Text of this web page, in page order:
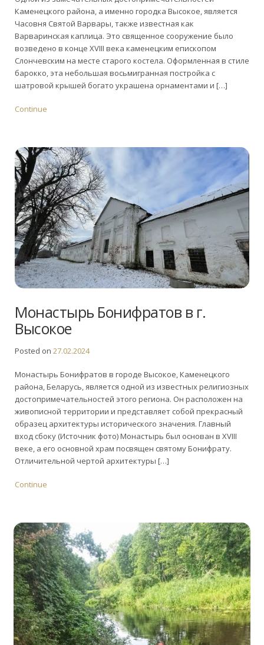
Каменецкого района, а именно городка Высокое, является
Часовня Святой Варвары, также известная как
Варваринская каплица. Это священное сооружение было
возведено в конце XVIII века каменецким епископом
Слончевским на месте старого костела. Оформленная в стиле
барокко, эта небольшая восьмигранная постройка с
шатровой крышей богато украшена орнаментами и […]
Continue
Монастырь Бонифратов в г.
Высокое
Posted on 27.02.2024
Монастырь Бонифратов в городе Высокое, Каменецкого
района, Беларусь, является одной из известных религиозных
достопримечательностей этого региона. Он расположен на
живописной территории и представляет собой прекрасный
образец архитектуры исторического значения. Главный
вход сбоку (Источник фото) Монастырь был основан в XVIII
веке, а его основной храм посвящен святому Бонифрату.
Отличительной чертой архитектуры […]
Continue